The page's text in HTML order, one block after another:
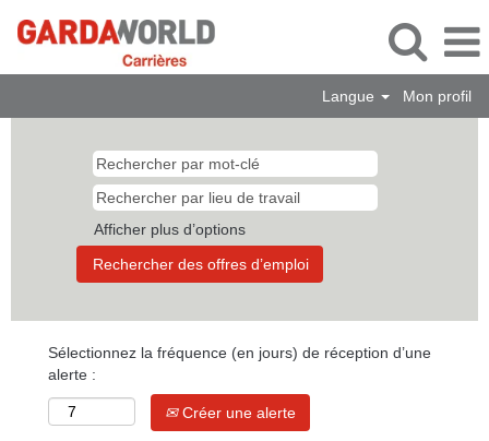
Langue Mon profil
Afficher plus d’options
Sélectionnez la fréquence (en jours) de réception d’une
alerte :
Créer une alerte